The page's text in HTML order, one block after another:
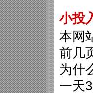
小投
本网
前几
为什
一天